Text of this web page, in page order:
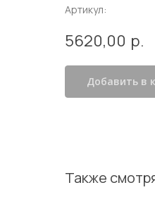
Артикул:
5620,00 р.
Добавить в
Также